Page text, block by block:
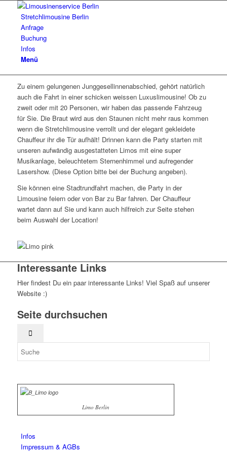
Stretchlimousine Berlin
Anfrage
Buchung
Infos
Menü
Zu einem gelungenen Junggesellinnenabschied, gehört natürlich
auch die Fahrt in einer schicken weissen Luxuslimousine! Ob zu
zweit oder mit 20 Personen, wir haben das passende Fahrzeug
für Sie. Die Braut wird aus den Staunen nicht mehr raus kommen
wenn die Stretchlimousine verrollt und der elegant gekleidete
Chauffeur ihr die Tür aufhält! Drinnen kann die Party starten mit
unseren aufwändig ausgestatteten Limos mit eine super
Musikanlage, beleuchtetem Sternenhimmel und aufregender
Lasershow. (Diese Option bitte bei der Buchung angeben).
Sie können eine Stadtrundfahrt machen, die Party in der
Limousine feiern oder von Bar zu Bar fahren. Der Chauffeur
wartet dann auf Sie und kann auch hilfreich zur Seite stehen
beim Auswahl der Location!
Interessante Links
Hier findest Du ein paar interessante Links! Viel Spaß auf unserer
Website :)
Seite durchsuchen
Limo Berlin
Infos
Impressum & AGBs